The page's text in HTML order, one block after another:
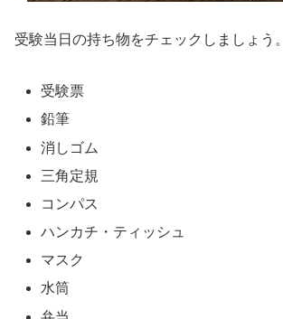
受験当日の持ち物をチェックしましょう。
受験票
鉛筆
消しゴム
三角定規
コンパス
ハンカチ・ティッシュ
マスク
水筒